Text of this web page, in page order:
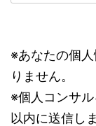
※あなたの個
りません。
※個人コンサ
以内に送信し